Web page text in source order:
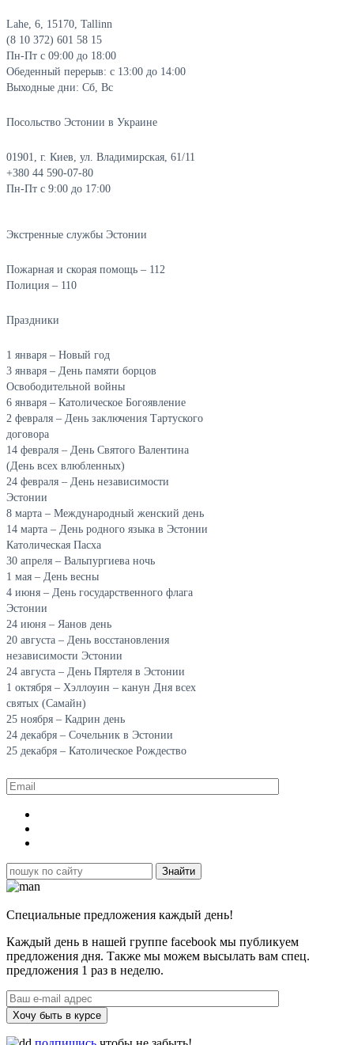
Lahe, 6, 15170, Tallinn
(8 10 372) 601 58 15
Пн-Пт с 09:00 до 18:00
Обеденный перерыв: с 13:00 до 14:00
Выходные дни: Сб, Вс
Посольство Эстонии в Украине
01901, г. Киев, ул. Владимирская, 61/11
+380 44 590-07-80
Пн-Пт с 9:00 до 17:00
Экстренные службы Эстонии
Пожарная и скорая помощь – 112
Полиция – 110
Праздники
1 января – Новый год
3 января – День памяти борцов
Освободительной войны
6 января – Католическое Богоявление
2 февраля – День заключения Тартуского
договора
14 февраля – День Святого Валентина
(День всех влюбленных)
24 февраля – День независимости
Эстонии
8 марта – Международный женский день
14 марта – День родного языка в Эстонии
Католическая Пасха
30 апреля – Вальпургиева ночь
1 мая – День весны
4 июня – День государственного флага
Эстонии
24 июня – Яанов день
20 августа – День восстановления
независимости Эстонии
24 августа – День Пяртеля в Эстонии
1 октября – Хэллоуин – канун Дня всех
святых (Самайн)
25 ноября – Кадрин день
24 декабря – Сочельник в Эстонии
25 декабря – Католическое Рождество
Специальные предложения каждый день!
Каждый день в нашей группе facebook мы публикуем
предложения дня. Также мы можем высылать вам спец.
предложения 1 раз в неделю.
Хочу быть в курсе